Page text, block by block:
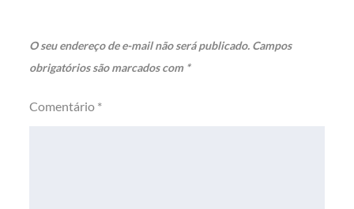
O seu endereço de e-mail não será publicado. Campos
obrigatórios são marcados com *
Comentário *